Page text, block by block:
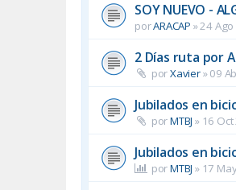
SOY NUEVO -
porARACAP »24
2 Días ruta por
porXavier»09
Jubilados en
porMTBJ » 16
Jubilados en
porMTBJ » 17